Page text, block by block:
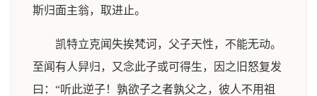
斯归面主翁，取进止。
凯特立克闻失挨梵诃，父子天性，不能无动。
至闻有人舁归，又念此子或可得生，因之旧怒复发
曰：“听此逆子！孰欲子之者孰父之，彼人不用祖